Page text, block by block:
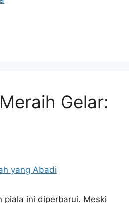
Gelar:
piala ini diperbarui. Meski